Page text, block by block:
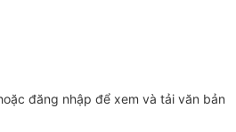
đăng nhập để xem và tải văn bản